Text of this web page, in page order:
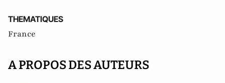
THEMATIQUES
France
A PROPOS DES AUTEURS